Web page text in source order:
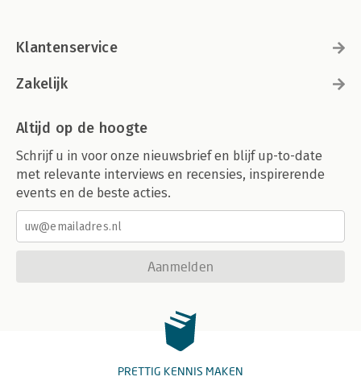
Klantenservice
Zakelijk
Altijd op de hoogte
Schrijf u in voor onze nieuwsbrief en blijf up-to-date
met relevante interviews en recensies, inspirerende
events en de beste acties.
Aanmelden
PRETTIG KENNIS MAKEN